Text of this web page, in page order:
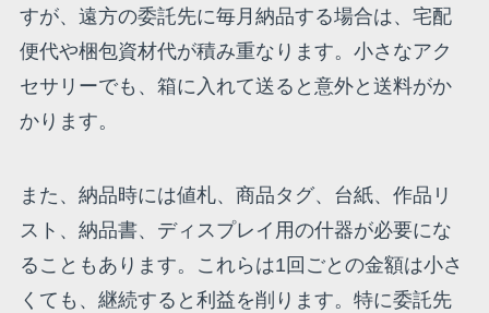
すが、遠方の委託先に毎月納品する場合は、宅配
便代や梱包資材代が積み重なります。小さなアク
セサリーでも、箱に入れて送ると意外と送料がか
かります。
また、納品時には値札、商品タグ、台紙、作品リ
スト、納品書、ディスプレイ用の什器が必要にな
ることもあります。これらは1回ごとの金額は小さ
くても、継続すると利益を削ります。特に委託先